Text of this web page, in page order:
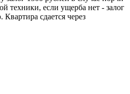
техники, если ущерба нет - залог
сдается через